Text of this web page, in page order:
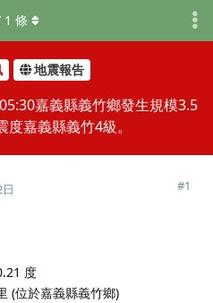
地震報告
嘉義縣義竹鄉發生規模3.5
嘉義縣義竹4級。
1 條
#1
度
(位於嘉義縣義竹鄉)